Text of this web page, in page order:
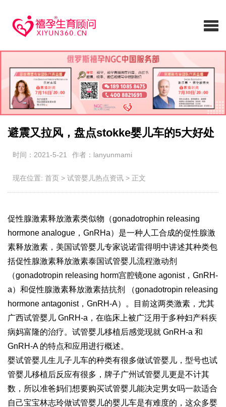
避震又拉风，盘点stokke婴儿车的5大好处
时间：2021-5-21 作者：lanyunmami
现在位置: 首页 > 试管婴儿热点资讯 > 正文
促性腺激素释放激素类似物（gonadotrophin releasing
hormone analogue，GnRHa）是一种人工合成的促性腺激
素释放激素，美国试管婴儿专家说诺雷得明中讲述其种类包
括促性腺激素释放激素泰国试管婴儿流程激动剂
（gonadotropin releasing horm宫腔镜one agonist，GnRH-
a）和促性腺激素释放激素拮抗剂 （gonadotropin releasing
hormone antagonist，GnRH-A）。目前这两类激素，尤其
广西试管婴儿 GnRH-a，在临床上被广泛用于多种妇产科疾
病妈富隆的治疗。 试管婴儿移植后感觉现就 GnRH-a 和
GnRH-A 的特点和应用进行概述。
婴试管婴儿生儿子 儿车的种类有很多做试管婴儿 ，型号也试
管婴儿移植后反应有很多，牌子广州试管婴儿更是不计其
数，所以准爸妈们想要购买试管婴儿能决定男女吗一款适合
自己宝宝林志玲做试管婴儿的婴儿车是有难度的，这众多婴